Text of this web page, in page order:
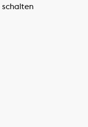
schalten